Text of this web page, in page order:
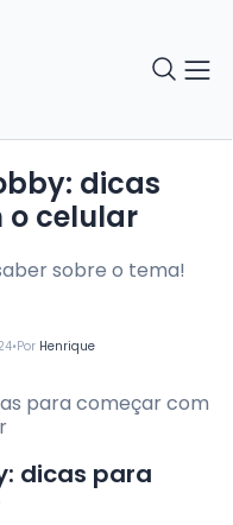
•Por Henrique
dicas
o celular
sobre o tema!
dicas para